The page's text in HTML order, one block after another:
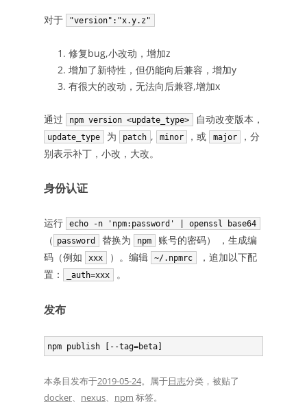
对于 "version":"x.y.z"
修复bug,小改动，增加z
增加了新特性，但仍能向后兼容，增加y
有很大的改动，无法向后兼容,增加x
通过 npm version <update_type> 自动改变版本，
update_type 为 patch , minor ，或 major
，分
别表示补丁，小改，大改。
身份认证
运行 echo -n 'npm:password' | openssl base64
（ password 替换为 npm
账号的密码） ，生成编
码（例如
xxx ）。编辑 ~/.npmrc
，追加以下配
置：
_auth=xxx 。
发布
本条目发布于2019-05-24。属于日志分类，被贴了
docker、 nexus、 npm 标签。